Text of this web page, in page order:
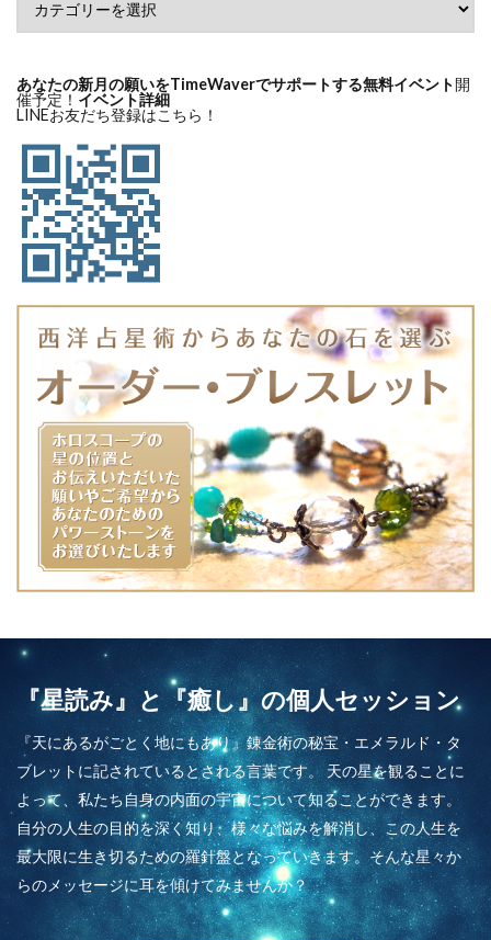
あなたの新月の願いをTimeWaverでサポートする無料イベント開
催予定！ イベント詳細
LINEお友だち登録はこちら！
『星読み』と『癒し』の個人セッション
『天にあるがごとく地にもあり』錬金術の秘宝・エメラルド・タ
ブレットに記されているとされる言葉です。 天の星を観ることに
よって、私たち自身の内面の宇宙について知ることができます。
自分の人生の目的を深く知り、様々な悩みを解消し、この人生を
最大限に生き切るための羅針盤となっていきます。そんな星々か
らのメッセージに耳を傾けてみませんか？